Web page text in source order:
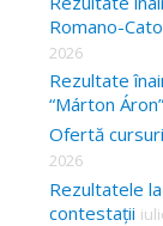
Romano-
2026
Rezultate
“Márton
Ofertă
2026
Rezultatele
contestații